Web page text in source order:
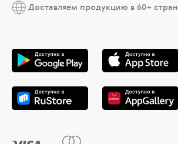
Доставляем продукцию в 60+ стран